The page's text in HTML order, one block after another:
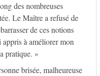
des nombreuses
Le Maître a refusé de
de ces notions
à améliorer mon
pratique. »
brisée, malheureuse